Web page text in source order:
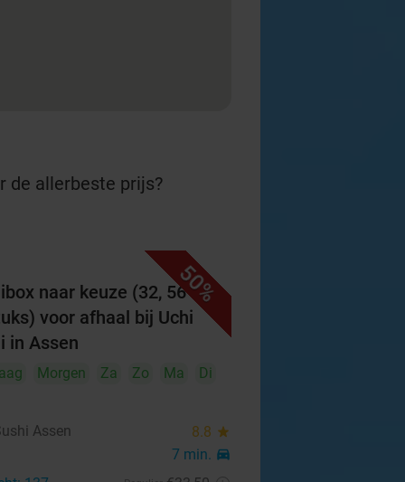
de allerbeste prijs?
50%
naar keuze (32, 56 of
voor afhaal bij Uchi
in Assen
Morgen Za Zo Ma
Di
Assen
8.8 star
7 min. directions_car